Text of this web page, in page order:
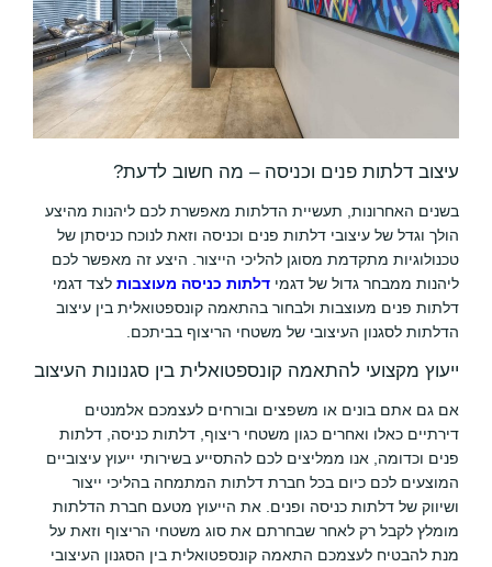
עיצוב דלתות פנים וכניסה – מה חשוב לדעת?
בשנים האחרונות, תעשיית הדלתות מאפשרת לכם ליהנות מהיצע
הולך וגדל של עיצובי דלתות פנים וכניסה וזאת לנוכח כניסתן של
טכנולוגיות מתקדמת מסוגן להליכי הייצור. היצע זה מאפשר לכם
ליהנות ממבחר גדול של דגמי דלתות כניסה מעוצבות לצד דגמי
דלתות פנים מעוצבות ולבחור בהתאמה קונספטואלית בין עיצוב
הדלתות לסגנון העיצובי של משטחי הריצוף בביתכם.
ייעוץ מקצועי להתאמה קונספטואלית בין סגנונות העיצוב
אם גם אתם בונים או משפצים ובורחים לעצמכם אלמנטים
דירתיים כאלו ואחרים כגון משטחי ריצוף, דלתות כניסה, דלתות
פנים וכדומה, אנו ממליצים לכם להתסייע בשירותי ייעוץ עיצוביים
המוצעים לכם כיום בכל חברת דלתות המתמחה בהליכי ייצור
ושיווק של דלתות כניסה ופנים. את הייעוץ מטעם חברת הדלתות
מומלץ לקבל רק לאחר שבחרתם את סוג משטחי הריצוף וזאת על
מנת להבטיח לעצמכם התאמה קונספטואלית בין הסגנון העיצובי